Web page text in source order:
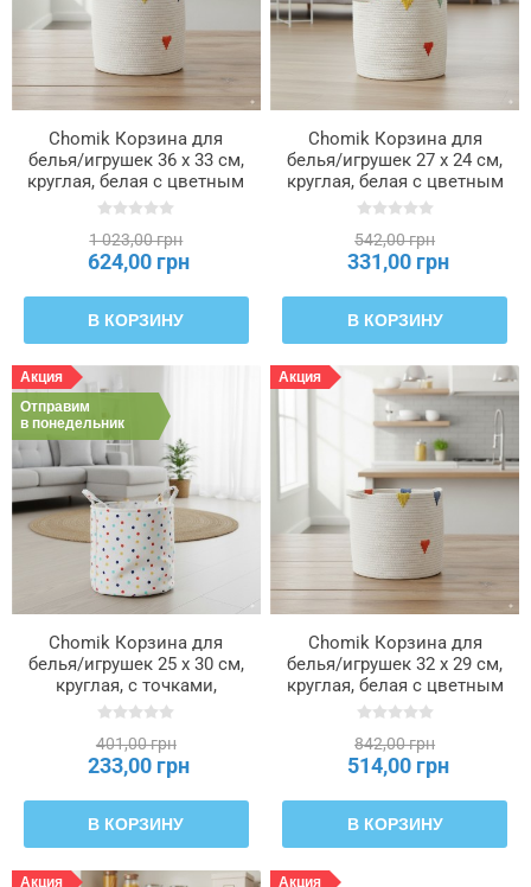
Chomik Корзина для
белья/игрушек 36 x 33 см,
круглая, белая с цветным
узором, размер L, NIZ5004
1 023,00 грн
624,00 грн
В КОРЗИНУ
Chomik Корзина для
белья/игрушек 27 x 24 см,
круглая, белая с цветным
узором, размер S, NIZ4984
542,00 грн
331,00 грн
В КОРЗИНУ
Акция
Отправим
в понедельник
Chomik Корзина для
белья/игрушек 25 x 30 см,
круглая, с точками,
размер S, NIZ4922
401,00 грн
233,00 грн
В КОРЗИНУ
Акция
Chomik Корзина для
белья/игрушек 32 x 29 см,
круглая, белая с цветным
узором, размер M,
842,00 грн
514,00 грн
В КОРЗИНУ
Акция Акция